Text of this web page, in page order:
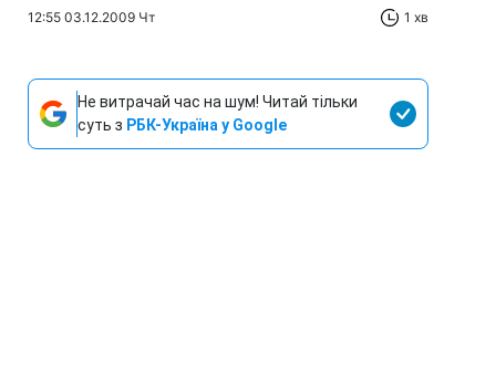
12:55 03.12.2009 Чт 1 хв
Не витрачай час на шум! Читай тільки
суть з РБК-Україна у Google